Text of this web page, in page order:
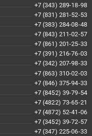
+7 (343) 289-18-98
+7 (831) 281-52-53
+7 (383) 284-08-48
+7 (843) 211-02-57
+7 (861) 201-25-33
+7 (391) 216-76-03
+7 (342) 207-98-33
+7 (863) 310-02-03
+7 (846) 375-94-33
+7 (8452) 39-79-54
+7 (4822) 73-65-21
+7 (4872) 52-41-06
+7 (3452) 39-72-57
+7 (347) 225-06-33